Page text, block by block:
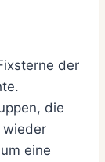
der
die
wieder
eine